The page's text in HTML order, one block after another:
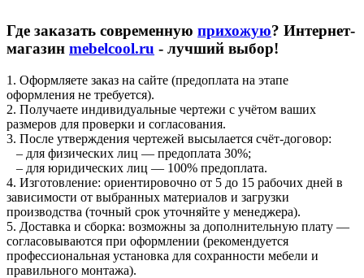
Где заказать современную прихожую? Интернет-
магазин mebelcool.ru - лучший выбор!
1. Оформляете заказ на сайте (предоплата на этапе
оформления не требуется).
2. Получаете индивидуальные чертежи с учётом ваших
размеров для проверки и согласования.
3. После утверждения чертежей высылается счёт-договор:
– для физических лиц — предоплата 30%;
– для юридических лиц — 100% предоплата.
4. Изготовление: ориентировочно от 5 до 15 рабочих дней в
зависимости от выбранных материалов и загрузки
производства (точный срок уточняйте у менеджера).
5. Доставка и сборка: возможны за дополнительную плату —
согласовываются при оформлении (рекомендуется
профессиональная установка для сохранности мебели и
правильного монтажа).